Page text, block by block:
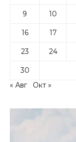
9 10
16 17
23 24
30
« Авг
Окт »